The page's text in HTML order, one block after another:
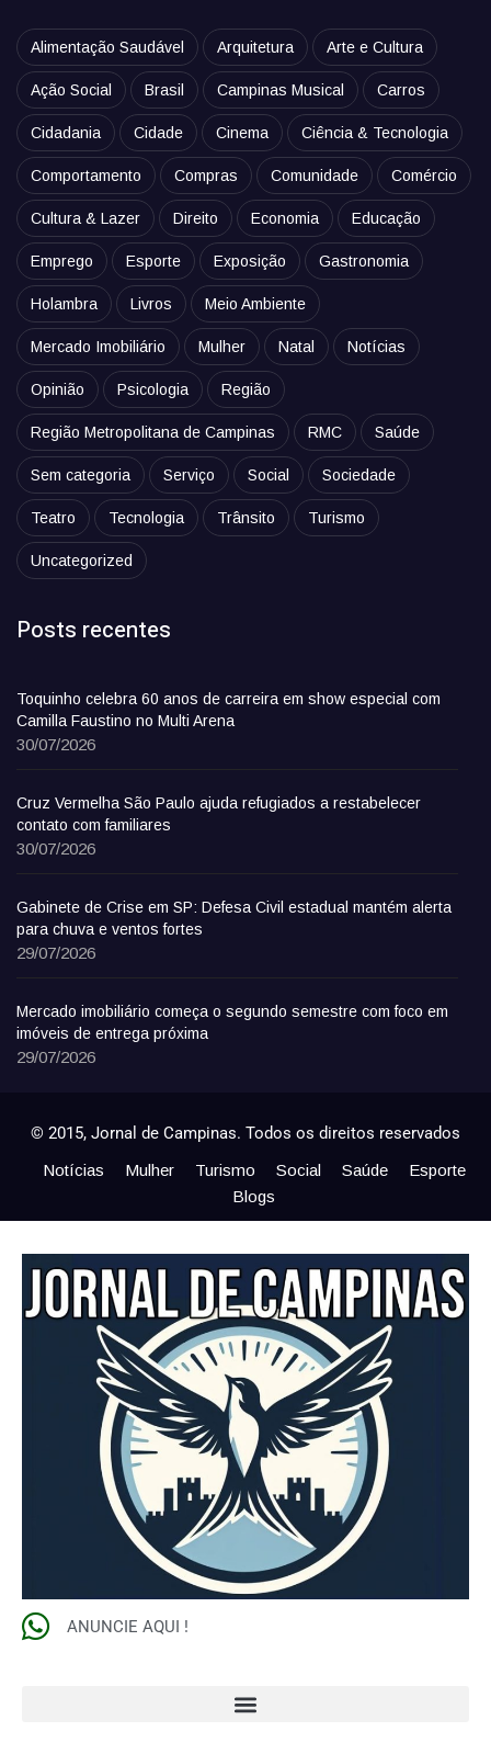
Alimentação Saudável Arquitetura Arte e Cultura
Ação Social Brasil Campinas Musical Carros
Cidadania Cidade Cinema Ciência & Tecnologia
Comportamento Compras Comunidade Comércio
Cultura & Lazer Direito Economia Educação
Emprego Esporte Exposição Gastronomia
Holambra Livros Meio Ambiente
Mercado Imobiliário Mulher Natal Notícias
Opinião Psicologia Região
Região Metropolitana de Campinas RMC Saúde
Sem categoria Serviço Social Sociedade
Teatro Tecnologia Trânsito Turismo
Uncategorized
Posts recentes
Toquinho celebra 60 anos de carreira em show especial com
Camilla Faustino no Multi Arena
30/07/2026
Cruz Vermelha São Paulo ajuda refugiados a restabelecer
contato com familiares
30/07/2026
Gabinete de Crise em SP: Defesa Civil estadual mantém alerta
para chuva e ventos fortes
29/07/2026
Mercado imobiliário começa o segundo semestre com foco em
imóveis de entrega próxima
29/07/2026
© 2015, Jornal de Campinas. Todos os direitos reservados
Notícias Mulher Turismo Social Saúde
Esporte
Blogs
ANUNCIE AQUI !